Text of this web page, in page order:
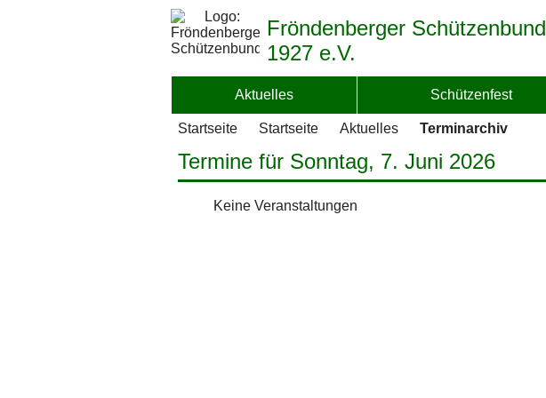
Fröndenberger Schützenbund
1927 e.V.
Aktuelles Schützenfest
Startseite Startseite Aktuelles Terminarchiv
Termine für Sonntag, 7. Juni 2026
Keine Veranstaltungen